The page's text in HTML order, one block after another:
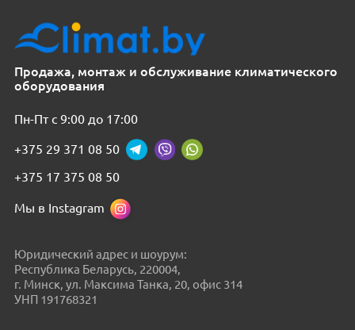
Продажа, монтаж и обслуживание климатического
оборудования
Пн-Пт с 9:00 до 17:00
+375 29 371 08 50
+375 17 375 08 50
Мы в Instagram
Юридический адрес и шоурум:
Республика Беларусь, 220004,
г. Минск, ул. Максима Танка, 20, офис 314
УНП 191768321